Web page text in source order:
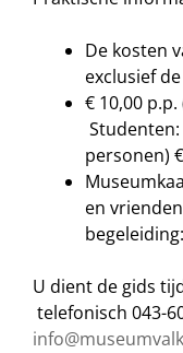
De kosten
exclusief
€ 10,00
personen)
en
U dient de gids
telefonisch 043-